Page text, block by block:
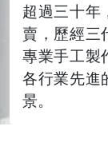
超過三十年
賣，歷經三
專業手工製
各行業先進
景。